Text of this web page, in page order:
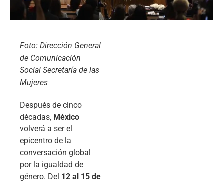
Foto: Dirección General
de Comunicación
Social Secretaría de las
Mujeres
Después de cinco
décadas, México
volverá a ser el
epicentro de la
conversación global
por la igualdad de
género. Del 12 al 15 de